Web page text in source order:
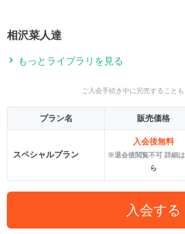
相沢菜人達
もっとライブラリを見る
ご入会手続き中に完売することも
プラン名 販売価格
スペシャルプラン
入会後無料
※退会後閲覧不可 詳細は
ら
入会する